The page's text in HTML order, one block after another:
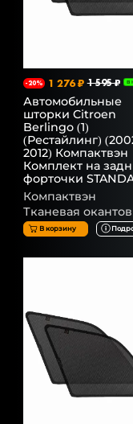
-20% 1 276 ₽ 1 595 ₽ В
Автомобильные
шторки Citroen
Berlingo (1)
(Рестайлинг)
2012) Компактвэн
Комплект на
форточки
Компактвэн
Тканевая
В корзину